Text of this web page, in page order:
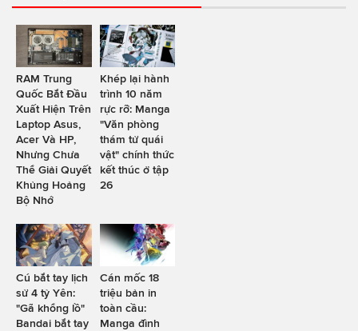
RAM Trung
Quốc Bắt Đầu
Xuất Hiện Trên
Laptop Asus,
Acer Và HP,
Nhưng Chưa
Thể Giải Quyết
Khủng Hoảng
Bộ Nhớ
Khép lại hành
trình 10 năm
rực rỡ: Manga
"Văn phòng
thám tử quái
vật" chính thức
kết thúc ở tập
26
Cú bắt tay lịch
sử 4 tỷ Yên:
"Gã khổng lồ"
Bandai bắt tay
Cán mốc 18
triệu bản in
toàn cầu:
Manga đình